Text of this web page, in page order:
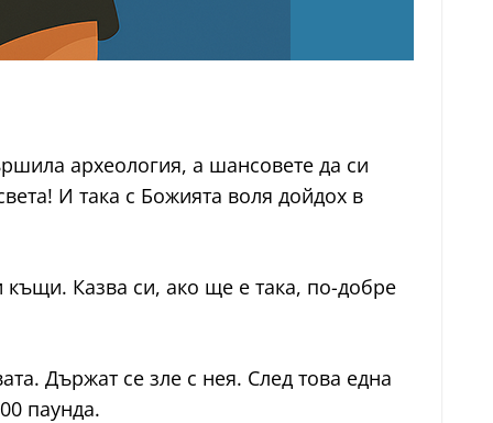
археология, а шансовете да си
И така с Божията воля дойдох в
къщи. Казва си, ако ще е така, по-добре
Държат се зле с нея. След това една
паунда.